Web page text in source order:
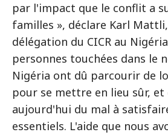
par l'impact que le conflit a
familles », déclare Karl
délégation du CICR au
personnes touchées dans le
Nigéria ont dû parcourir de
pour se mettre en lieu sûr, et
aujourd'hui du mal à
essentiels. L'aide que nous